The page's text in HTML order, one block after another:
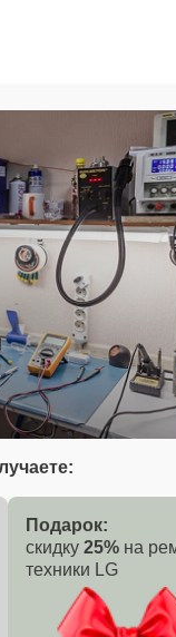
Подарок:
скидку 25% на
техники LG